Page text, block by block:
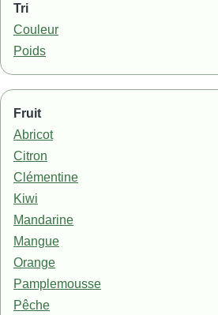
Tri
Couleur
Poids
Fruit
Abricot
Citron
Clémentine
Kiwi
Mandarine
Mangue
Orange
Pamplemousse
Pêche